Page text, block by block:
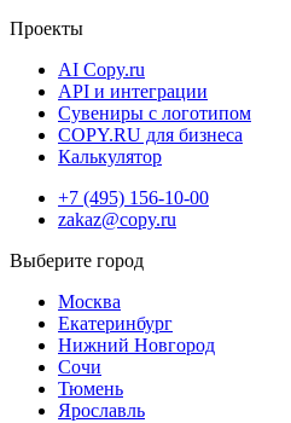
Проекты
AI Copy.ru
API и интеграции
Сувениры с логотипом
COPY.RU для бизнеса
Калькулятор
+7 (495) 156-10-00
zakaz@copy.ru
Москва
Екатеринбург
Нижний Новгород
Сочи
Тюмень
Ярославль